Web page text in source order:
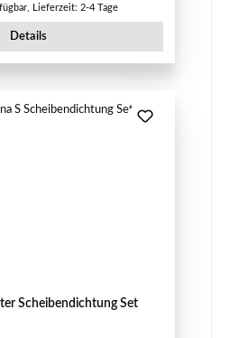
Lieferzeit: 2-4 Tage
Details
Scheibendichtung Set